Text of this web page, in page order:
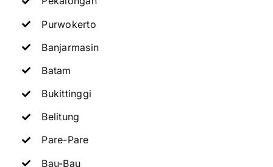
Purwokerto
Banjarmasin
Batam
Bukittinggi
Belitung
Pare-Pare
Bau-Bau